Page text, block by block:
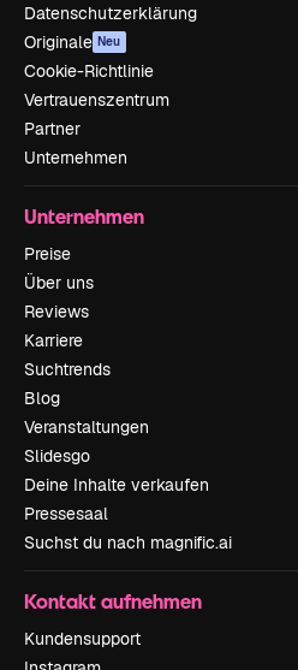
Datenschutzerklärung
Originale Neu
Cookie-Richtlinie
Vertrauenszentrum
Partner
Unternehmen
Unternehmen
Preise
Über uns
Reviews
Karriere
Suchtrends
Blog
Veranstaltungen
Slidesgo
Deine Inhalte verkaufen
Pressesaal
Suchst du nach magnific.ai
Kontakt aufnehmen
Kundensupport